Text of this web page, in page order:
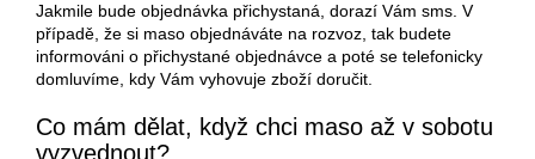
Jakmile bude objednávka přichystaná, dorazí Vám sms. V
případě, že si maso objednáváte na rozvoz, tak budete
informováni o přichystané objednávce a poté se telefonicky
domluvíme, kdy Vám vyhovuje zboží doručit.
Co mám dělat, když chci maso až v sobotu
vyzvednout?